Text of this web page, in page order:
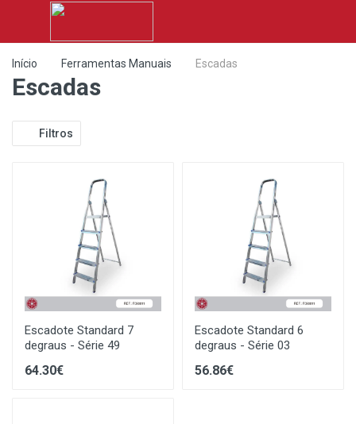
Início Ferramentas Manuais Escadas
Escadas
Filtros
Escadote Standard 7
degraus - Série 49
64.30€
Escadote Standard 6
degraus - Série 03
56.86€